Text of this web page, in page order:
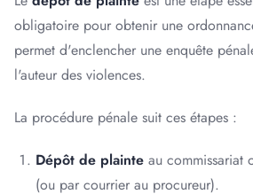
obligatoire pour obtenir une
permet d'enclencher une enquête
l'auteur des violences.
La procédure pénale suit ces étapes :
Dépôt de plainte au commissariat
(ou par courrier au procureur).